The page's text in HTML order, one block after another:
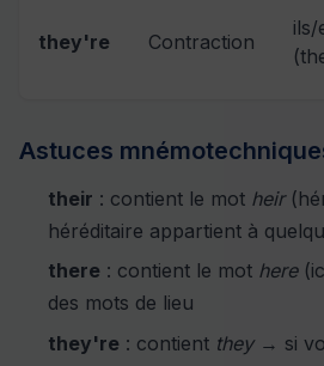
they're Contraction
ils/
Astuces
their : contient le mot heir
héréditaire appartient à
there : contient le mot here
des mots de lieu
they're : contient they→ si